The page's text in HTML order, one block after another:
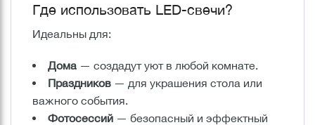
Где использовать LED-свечи?
Идеальны для:
Дома — создадут уют в любой комнате.
Праздников — для украшения стола или
важного события.
Фотосессий — безопасный и эффектный